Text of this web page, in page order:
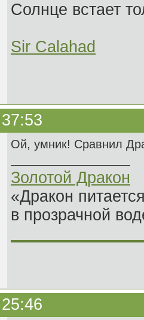
Солнце встает
Sir Calahad
Ой, умник! Сравнил
Золотой Дракон
«Дракон
в прозрачной